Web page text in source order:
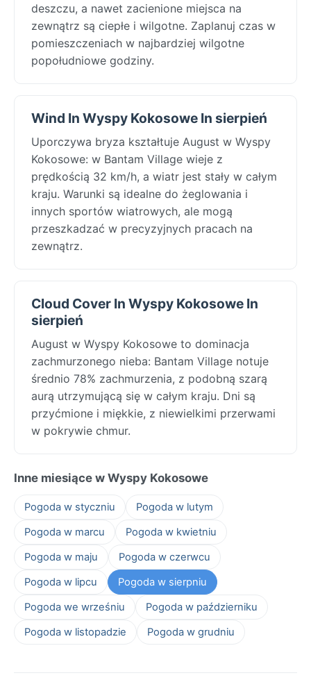
deszczu, a nawet zacienione miejsca na
zewnątrz są ciepłe i wilgotne. Zaplanuj czas w
pomieszczeniach w najbardziej wilgotne
popołudniowe godziny.
Wind In Wyspy Kokosowe In sierpień
Uporczywa bryza kształtuje August w Wyspy
Kokosowe: w Bantam Village wieje z
prędkością 32 km/h, a wiatr jest stały w całym
kraju. Warunki są idealne do żeglowania i
innych sportów wiatrowych, ale mogą
przeszkadzać w precyzyjnych pracach na
zewnątrz.
Cloud Cover In Wyspy Kokosowe In
sierpień
August w Wyspy Kokosowe to dominacja
zachmurzonego nieba: Bantam Village notuje
średnio 78% zachmurzenia, z podobną szarą
aurą utrzymującą się w całym kraju. Dni są
przyćmione i miękkie, z niewielkimi przerwami
w pokrywie chmur.
Inne miesiące w Wyspy Kokosowe
Pogoda w styczniu
Pogoda w lutym
Pogoda w marcu
Pogoda w kwietniu
Pogoda w maju
Pogoda w czerwcu
Pogoda w lipcu
Pogoda w sierpniu
Pogoda we wrześniu
Pogoda w październiku
Pogoda w listopadzie
Pogoda w grudniu